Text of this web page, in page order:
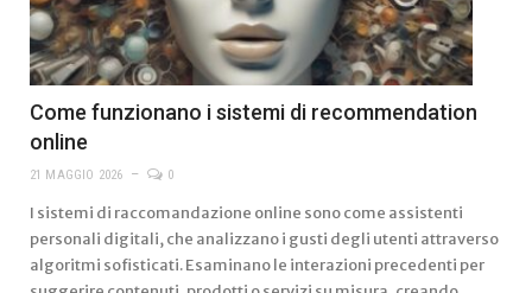
Come funzionano i sistemi di recommendation
online
21 MAGGIO 2026 0
I sistemi di raccomandazione online sono come assistenti
personali digitali, che analizzano i gusti degli utenti attraverso
algoritmi sofisticati. Esaminano le interazioni precedenti per